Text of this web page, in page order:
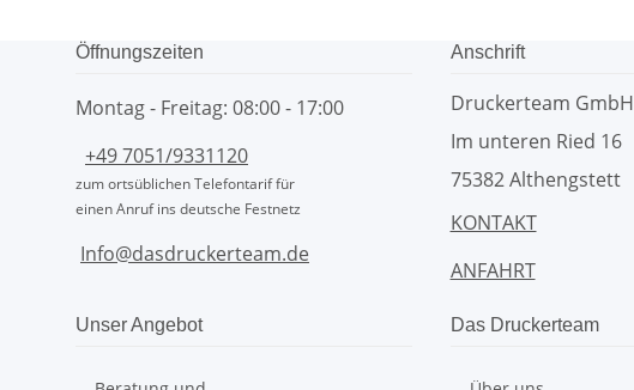
Öffnungszeiten
Montag - Freitag: 08:00 - 17:00
+49 7051/9331120
zum ortsüblichen Telefontarif für
einen Anruf ins deutsche Festnetz
Info@dasdruckerteam.de
Anschrift
Druckerteam GmbH
Im unteren Ried 16
75382 Althengstett
KONTAKT
ANFAHRT
Unser Angebot Das Druckerteam